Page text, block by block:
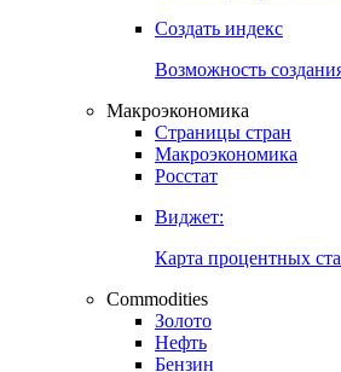
Создать индекс
Возможность
Макроэкономика
Страницы стран
Макроэкономика
Росстат
Виджет:
Карта процентных
Commodities
Золото
Нефть
Бензин